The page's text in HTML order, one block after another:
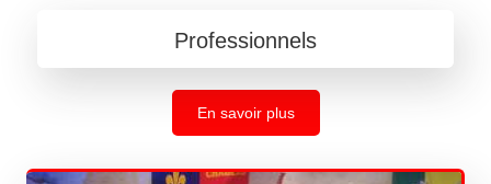
Professionnels
En savoir plus